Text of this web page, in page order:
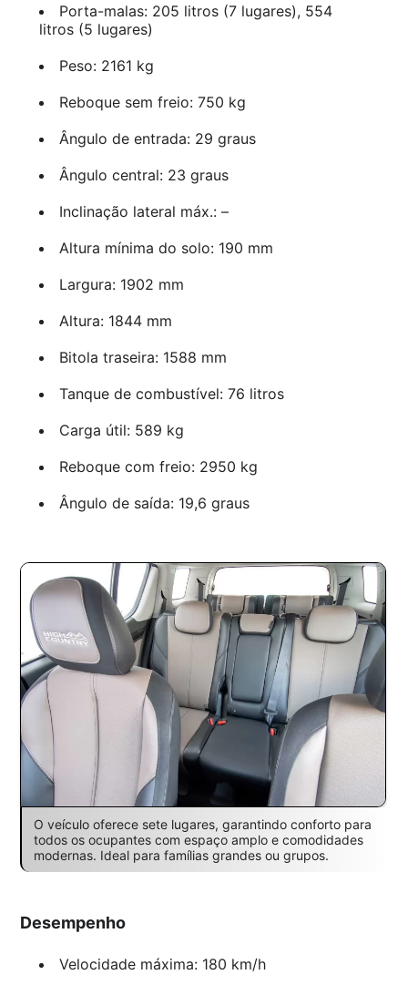
Porta-malas: 205 litros (7 lugares), 554
litros (5 lugares)
Peso: 2161 kg
Reboque sem freio: 750 kg
Ângulo de entrada: 29 graus
Ângulo central: 23 graus
Inclinação lateral máx.: –
Altura mínima do solo: 190 mm
Largura: 1902 mm
Altura: 1844 mm
Bitola traseira: 1588 mm
Tanque de combustível: 76 litros
Carga útil: 589 kg
Reboque com freio: 2950 kg
Ângulo de saída: 19,6 graus
O veículo oferece sete lugares, garantindo conforto para
todos os ocupantes com espaço amplo e comodidades
modernas. Ideal para famílias grandes ou grupos.
Desempenho
Velocidade máxima: 180 km/h